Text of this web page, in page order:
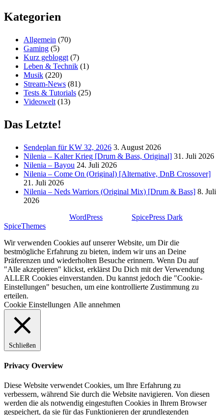
Kategorien
Allgemein (70)
Gaming (5)
Kurz gebloggt (7)
Leben & Technik (1)
Musik (220)
Stream-News (81)
Tests & Tutorials (25)
Videowelt (13)
Das Letzte!
Sendeplan für KW 32, 2026 3. August 2026
Nilenia – Kalter Krieg [Drum & Bass, Original] 31. Juli 2026
Nilenia – Bayou 24. Juli 2026
Nilenia – Come On (Original) [Alternative, DnB Crossover]
21. Juli 2026
Nilenia – Neds Warriors (Original Mix) [Drum & Bass] 8. Juli
2026
WordPress SpicePress Dark
SpiceThemes
Wir verwenden Cookies auf unserer Website, um Dir die
bestmögliche Erfahrung zu bieten, indem wir uns an Deine
Präferenzen und wiederholten Besuche erinnern. Wenn Du auf
"Alle akzeptieren" klickst, erklärst Du Dich mit der Verwendung
ALLER Cookies einverstanden. Du kannst jedoch die "Cookie-
Einstellungen" besuchen, um eine kontrollierte Zustimmung zu
erteilen.
Cookie Einstellungen Alle annehmen
Schließen
Privacy Overview
Diese Website verwendet Cookies, um Ihre Erfahrung zu
verbessern, während Sie durch die Website navigieren. Von diesen
werden die als notwendig eingestuften Cookies in Ihrem Browser
gespeichert, da sie für das Funktionieren der grundlegenden